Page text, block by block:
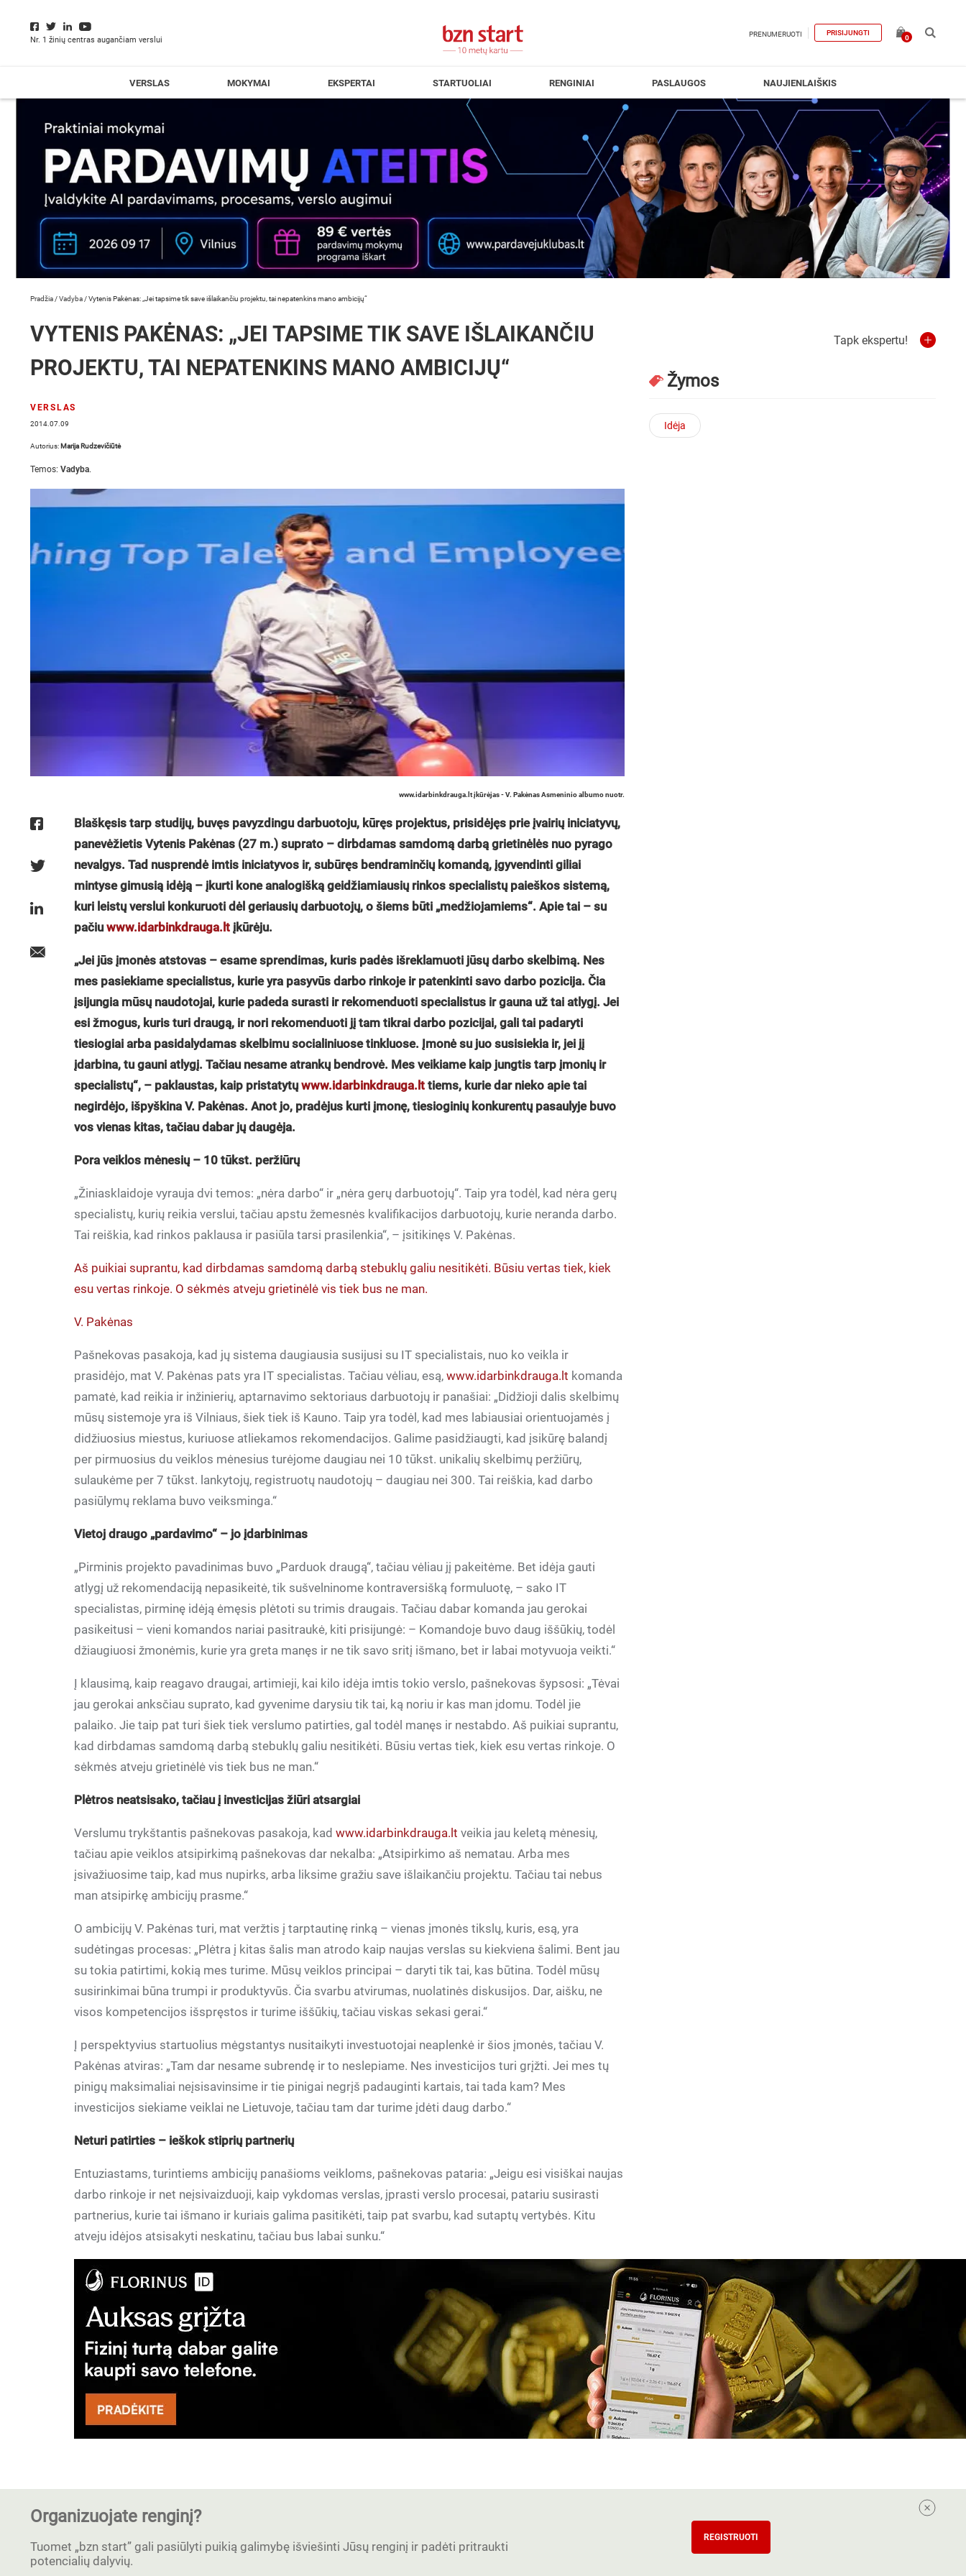
Nr. 1 žinių centras augančiam verslui
PRENUMERUOTI PRISIJUNGTI
0
VERSLAS MOKYMAI EKSPERTAI STARTUOLIAI RENGINIAI PASLAUGOS NAUJIENLAIŠKIS
Pradžia /Vadyba /Vytenis Pakėnas: „Jei tapsime tik save išlaikančiu projektu, tai nepatenkins mano ambicijų“
VYTENIS PAKĖNAS: „JEI TAPSIME TIK SAVE IŠLAIKANČIU
PROJEKTU, TAI NEPATENKINS MANO AMBICIJŲ“
VERSLAS
2014.07.09
Autorius: Marija Rudzevičiūtė
Temos: Vadyba.
www.idarbinkdrauga.lt įkūrėjas - V. Pakėnas Asmeninio albumo nuotr.
Blaškęsis tarp studijų, buvęs pavyzdingu darbuotoju, kūręs projektus, prisidėjęs prie įvairių iniciatyvų,
panevėžietis Vytenis Pakėnas (27 m.) suprato – dirbdamas samdomą darbą grietinėlės nuo pyrago
nevalgys. Tad nusprendė imtis iniciatyvos ir, subūręs bendraminčių komandą, įgyvendinti giliai
mintyse gimusią idėją – įkurti kone analogišką geidžiamiausių rinkos specialistų paieškos sistemą,
kuri leistų verslui konkuruoti dėl geriausių darbuotojų, o šiems būti „medžiojamiems“. Apie tai – su
pačiuwww.idarbinkdrauga.lt įkūrėju.
„Jei jūs įmonės atstovas – esame sprendimas, kuris padės išreklamuoti jūsų darbo skelbimą. Nes
mes pasiekiame specialistus, kurie yra pasyvūs darbo rinkoje ir patenkinti savo darbo pozicija. Čia
įsijungia mūsų naudotojai, kurie padeda surasti ir rekomenduoti specialistus ir gauna už tai atlygį. Jei
esi žmogus, kuris turi draugą, ir nori rekomenduoti jį tam tikrai darbo pozicijai, gali tai padaryti
tiesiogiai arba pasidalydamas skelbimu socialiniuose tinkluose. Įmonė su juo susisiekia ir, jei jį
įdarbina, tu gauni atlygį. Tačiau nesame atrankų bendrovė. Mes veikiame kaip jungtis tarp įmonių ir
specialistų“, – paklaustas, kaip pristatytųwww.idarbinkdrauga.lt tiems, kurie dar nieko apie tai
negirdėjo, išpyškina V. Pakėnas. Anot jo, pradėjus kurti įmonę, tiesioginių konkurentų pasaulyje buvo
vos vienas kitas, tačiau dabar jų daugėja.
Pora veiklos mėnesių – 10 tūkst. peržiūrų
„Žiniasklaidoje vyrauja dvi temos: „nėra darbo“ ir „nėra gerų darbuotojų“. Taip yra todėl, kad nėra gerų
specialistų, kurių reikia verslui, tačiau apstu žemesnės kvalifikacijos darbuotojų, kurie neranda darbo.
Tai reiškia, kad rinkos paklausa ir pasiūla tarsi prasilenkia“, – įsitikinęs V. Pakėnas.
Aš puikiai suprantu, kad dirbdamas samdomą darbą stebuklų galiu nesitikėti. Būsiu vertas tiek, kiek
esu vertas rinkoje. O sėkmės atveju grietinėlė vis tiek bus ne man.
V. Pakėnas
Pašnekovas pasakoja, kad jų sistema daugiausia susijusi su IT specialistais, nuo ko veikla ir
prasidėjo, mat V. Pakėnas pats yra IT specialistas. Tačiau vėliau, esą,www.idarbinkdrauga.lt komanda
pamatė, kad reikia ir inžinierių, aptarnavimo sektoriaus darbuotojų ir panašiai: „Didžioji dalis skelbimų
mūsų sistemoje yra iš Vilniaus, šiek tiek iš Kauno. Taip yra todėl, kad mes labiausiai orientuojamės į
didžiuosius miestus, kuriuose atliekamos rekomendacijos. Galime pasidžiaugti, kad įsikūrę balandį
per pirmuosius du veiklos mėnesius turėjome daugiau nei 10 tūkst. unikalių skelbimų peržiūrų,
sulaukėme per 7 tūkst. lankytojų, registruotų naudotojų – daugiau nei 300. Tai reiškia, kad darbo
pasiūlymų reklama buvo veiksminga.“
Vietoj draugo „pardavimo“ – jo įdarbinimas
„Pirminis projekto pavadinimas buvo „Parduok draugą“, tačiau vėliau jį pakeitėme. Bet idėja gauti
atlygį už rekomendaciją nepasikeitė, tik sušvelninome kontraversišką formuluotę, – sako IT
specialistas, pirminę idėją ėmęsis plėtoti su trimis draugais. Tačiau dabar komanda jau gerokai
pasikeitusi – vieni komandos nariai pasitraukė, kiti prisijungė: – Komandoje buvo daug iššūkių, todėl
džiaugiuosi žmonėmis, kurie yra greta manęs ir ne tik savo sritį išmano, bet ir labai motyvuoja veikti.“
Į klausimą, kaip reagavo draugai, artimieji, kai kilo idėja imtis tokio verslo, pašnekovas šypsosi: „Tėvai
jau gerokai anksčiau suprato, kad gyvenime darysiu tik tai, ką noriu ir kas man įdomu. Todėl jie
palaiko. Jie taip pat turi šiek tiek verslumo patirties, gal todėl manęs ir nestabdo. Aš puikiai suprantu,
kad dirbdamas samdomą darbą stebuklų galiu nesitikėti. Būsiu vertas tiek, kiek esu vertas rinkoje. O
sėkmės atveju grietinėlė vis tiek bus ne man.“
Plėtros neatsisako, tačiau į investicijas žiūri atsargiai
Verslumu trykštantis pašnekovas pasakoja, kadwww.idarbinkdrauga.lt veikia jau keletą mėnesių,
tačiau apie veiklos atsipirkimą pašnekovas dar nekalba: „Atsipirkimo aš nematau. Arba mes
įsivažiuosime taip, kad mus nupirks, arba liksime gražiu save išlaikančiu projektu. Tačiau tai nebus
man atsipirkę ambicijų prasme.“
O ambicijų V. Pakėnas turi, mat veržtis į tarptautinę rinką – vienas įmonės tikslų, kuris, esą, yra
sudėtingas procesas: „Plėtra į kitas šalis man atrodo kaip naujas verslas su kiekviena šalimi. Bent jau
su tokia patirtimi, kokią mes turime. Mūsų veiklos principai – daryti tik tai, kas būtina. Todėl mūsų
susirinkimai būna trumpi ir produktyvūs. Čia svarbu atvirumas, nuolatinės diskusijos. Dar, aišku, ne
visos kompetencijos išspręstos ir turime iššūkių, tačiau viskas sekasi gerai.“
Į perspektyvius startuolius mėgstantys nusitaikyti investuotojai neaplenkė ir šios įmonės, tačiau V.
Pakėnas atviras: „Tam dar nesame subrendę ir to neslepiame. Nes investicijos turi grįžti. Jei mes tų
pinigų maksimaliai neįsisavinsime ir tie pinigai negrįš padauginti kartais, tai tada kam? Mes
investicijos siekiame veiklai ne Lietuvoje, tačiau tam dar turime įdėti daug darbo.“
Neturi patirties – ieškok stiprių partnerių
Entuziastams, turintiems ambicijų panašioms veikloms, pašnekovas pataria: „Jeigu esi visiškai naujas
darbo rinkoje ir net neįsivaizduoji, kaip vykdomas verslas, įprasti verslo procesai, patariu susirasti
partnerius, kurie tai išmano ir kuriais galima pasitikėti, taip pat svarbu, kad sutaptų vertybės. Kitu
atveju idėjos atsisakyti neskatinu, tačiau bus labai sunku.“
Tapk ekspertu!
Žymos
Idėja
Organizuojate renginį?
Tuomet „bzn start” gali pasiūlyti puikią galimybę išviešinti Jūsų renginį ir padėti pritraukti
potencialių dalyvių.
REGISTRUOTI